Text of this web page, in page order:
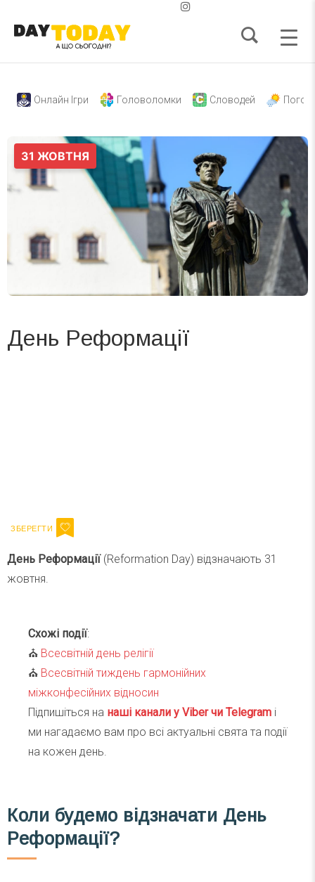
Онлайн Ігри Головоломки Словодей
День Реформації
День Реформації(Reformation Day) відзначають 31
жовтня.
Схожі події:
⛪️ Всесвітній день релігії
⛪️ Всесвітній тиждень гармонійних
міжконфесійних відносин
Підпишіться на наші канали у Viber чи Telegram і
ми нагадаємо вам про всі актуальні свята та події
на кожен день.
Коли будемо відзначати День
Реформації?